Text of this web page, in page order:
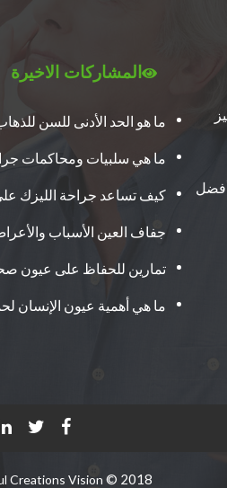
المشاركات الاخيرة
ما هو الحد الأدنى للسن
ما هي سلبيات ومحاكمات
كيف تساعد جراحة الليزك
جفاف العين الأسباب
تمارين للحفاظ على عيون
ما هي أهمية عيون الإنسان
2018 ©
Creations Vision